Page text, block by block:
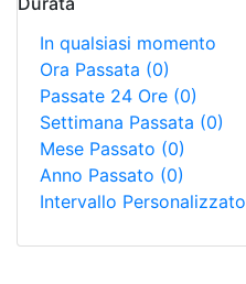
In qualsiasi momento
Ora Passata (0)
Passate 24 Ore (0)
Settimana Passata (0)
Mese Passato (0)
Anno Passato (0)
Intervallo